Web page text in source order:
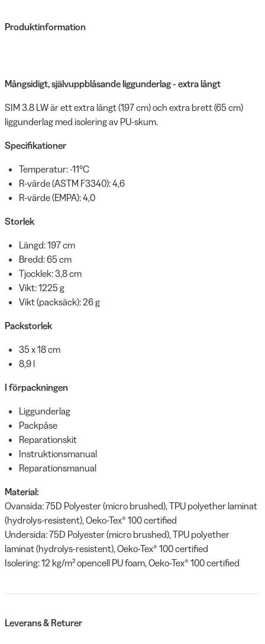
Produktinformation
Mångsidigt, självuppblåsande liggunderlag - extra långt
SIM 3.8 LW är ett extra långt (197 cm) och extra brett (65 cm)
liggunderlag med isolering av PU-skum.
Specifikationer
Temperatur: -11°C
R-värde (ASTM F3340): 4,6
R-värde (EMPA): 4,0
Storlek
Längd: 197 cm
Bredd: 65 cm
Tjocklek: 3,8 cm
Vikt: 1225 g
Vikt (packsäck): 26 g
Packstorlek
35 x 18 cm
8,9 l
I förpackningen
Liggunderlag
Packpåse
Reparationskit
Instruktionsmanual
Reparationsmanual
Material:
Ovansida: 75D Polyester (micro brushed), TPU polyether laminat
(hydrolys-resistent), Oeko-Tex® 100 certified
Undersida: 75D Polyester (micro brushed), TPU polyether
laminat (hydrolys-resistent), Oeko-Tex® 100 certified
Isolering: 12 kg/m² opencell PU foam, Oeko-Tex® 100 certified
Leverans & Returer